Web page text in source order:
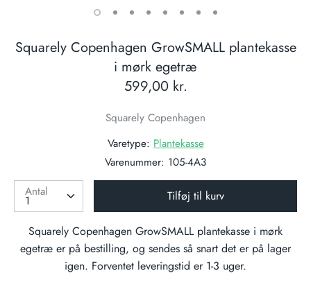
Squarely Copenhagen GrowSMALL plantekasse
i mørk egetræ
599,00 kr.
Squarely Copenhagen
Varetype: Plantekasse
Varenummer: 105-4A3
Antal
Tilføj til kurv
Squarely Copenhagen GrowSMALL plantekasse i mørk
egetræ er på bestilling, og sendes så snart det er på lager
igen. Forventet leveringstid er 1-3 uger.